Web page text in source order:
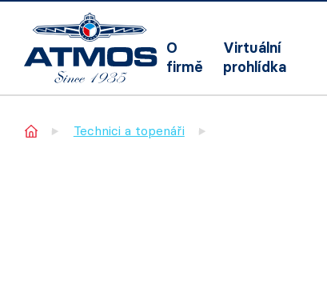
O
firmě
Virtuální
prohlídka
Home Technici a topenáři